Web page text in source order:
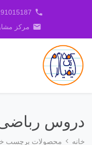
phone
-- 02126143490
email مرکز
دروس
خانه محصولات برچسب